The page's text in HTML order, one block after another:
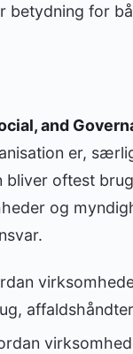
for
and
er,
oftest
og